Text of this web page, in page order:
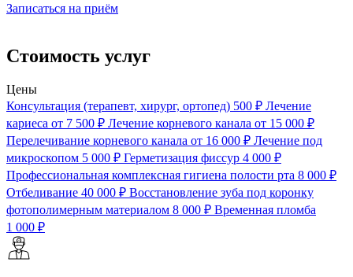
Записаться на приём
Стоимость услуг
Цены
Консультация (терапевт, хирург, ортопед) 500 ₽ Лечение
кариеса от 7 500 ₽ Лечение корневого канала от 15 000 ₽
Перелечивание корневого канала от 16 000 ₽ Лечение под
микроскопом 5 000 ₽ Герметизация фиссур 4 000 ₽
Профессиональная комплексная гигиена полости рта 8 000 ₽
Отбеливание 40 000 ₽ Восстановление зуба под коронку
фотополимерным материалом 8 000 ₽ Временная пломба
1 000 ₽